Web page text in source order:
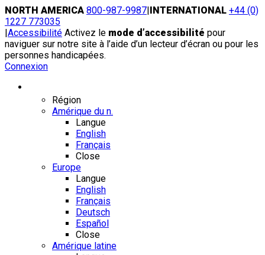
Skip
to
content
NORTH AMERICA 800-987-9987|INTERNATIONAL +44 (0)
1227 773035
|Accessibilité Activez le mode d’accessibilité pour
naviguer sur notre site à l’aide d’un lecteur d’écran ou pour les
personnes handicapées.
Connexion
Région
Amérique du n.
Langue
English
Français
Close
Europe
Langue
English
Français
Deutsch
Español
Close
Amérique latine